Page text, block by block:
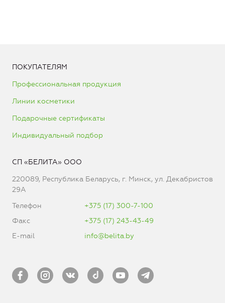
ПОКУПАТЕЛЯМ
Профессиональная продукция
Линии косметики
Подарочные сертификаты
Индивидуальный подбор
СП «БЕЛИТА» ООО
220089, Республика Беларусь, г. Минск, ул. Декабристов
29А
Телефон
+375 (17) 300-7-100
Факс
+375 (17) 243-43-49
E-mail
info@belita.by